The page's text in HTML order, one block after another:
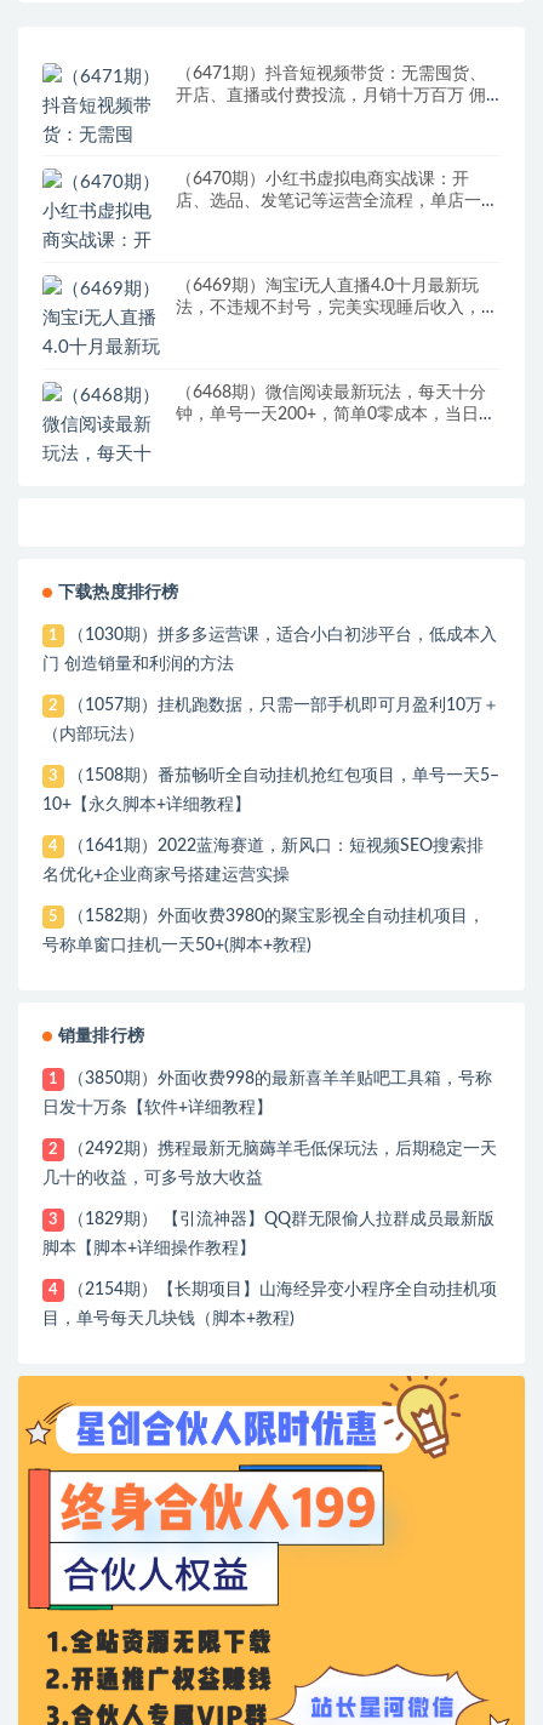
（6471期）抖音短视频带货：无需囤货、
开店、直播或付费投流，月销十万百万 佣
（6470期）小红书虚拟电商实战课：开
店、选品、发笔记等运营全流程，单店一天
（6469期）淘宝i无人直播4.0十月最新玩
法，不违规不封号，完美实现睡后收入，日
（6468期）微信阅读最新玩法，每天十分
钟，单号一天200+，简单0零成本，当日提
下载热度排行榜
1
（1030期）拼多多运营课，适合小白初涉平台，低成本入
门 创造销量和利润的方法
2
（1057期）挂机跑数据，只需一部手机即可月盈利10万＋
（内部玩法）
3
（1508期）番茄畅听全自动挂机抢红包项目，单号一天5–
10+【永久脚本+详细教程】
4
（1641期）2022蓝海赛道，新风口：短视频SEO搜索排
名优化+企业商家号搭建运营实操
5
（1582期）外面收费3980的聚宝影视全自动挂机项目，
号称单窗口挂机一天50+(脚本+教程)
销量排行榜
1
（3850期）外面收费998的最新喜羊羊贴吧工具箱，号称
日发十万条【软件+详细教程】
2
（2492期）携程最新无脑薅羊毛低保玩法，后期稳定一天
几十的收益，可多号放大收益
3
（1829期） 【引流神器】QQ群无限偷人拉群成员最新版
脚本【脚本+详细操作教程】
4
（2154期）【长期项目】山海经异变小程序全自动挂机项
目，单号每天几块钱（脚本+教程)